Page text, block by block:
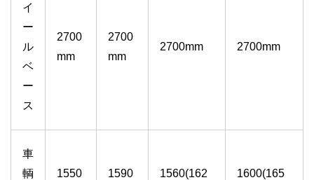
イ
ー
ル
ベ
ー
ス
2700
mm
2700
mm
2700mm 2700mm
車
輌
1550
1590
1560(162
1600(165